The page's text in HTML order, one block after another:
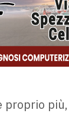
proprio